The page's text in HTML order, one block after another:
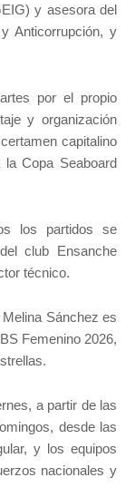
y asesora del
Anticorrupción, y
por el propio
y organización
capitalino
Copa Seaboard
los partidos se
club Ensanche
técnico.
Sánchez es
Femenino 2026,
a partir de las
desde las
y los equipos
nacionales y